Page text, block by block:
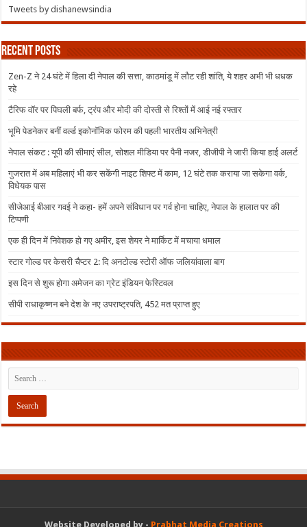
Tweets by dishanewsindia
Recent Posts
Zen-Z ने 24 घंटे में हिला दी नेपाल की सत्ता, काठमांडू में लौट रही शांति, ये शहर अभी भी धधक
रहे
टैरिफ वॉर पर पिघली बर्फ, ट्रंप और मोदी की दोस्ती से रिश्तों में आई नई रफ्तार
भूमि पेडनेकर बनीं वर्ल्ड इकोनॉमिक फोरम की पहली भारतीय अभिनेत्री
नेपाल संकट : यूपी की सीमाएं सील, सोशल मीडिया पर पैनी नजर, डीजीपी ने जारी किया हाई अलर्ट
गुजरात में अब महिलाएं भी कर सकेंगी नाइट शिफ्ट में काम, 12 घंटे तक कराया जा सकेगा वर्क,
विधेयक पास
सीजेआई बीआर गवई ने कहा- हमें अपने संविधान पर गर्व होना चाहिए, नेपाल के हालात पर की
टिप्पणी
एक ही दिन में निवेशक हो गए अमीर, इस शेयर ने मार्किट में मचाया धमाल
स्टार गोल्ड पर केसरी चैप्टर 2: दि अनटोल्ड स्टोरी ऑफ जलियांवाला बाग
इस दिन से शुरू होगा अमेजन का ग्रेट इंडियन फेस्टिवल
सीपी राधाकृष्णन बने देश के नए उपराष्ट्रपति, 452 मत प्राप्त हुए
Website Developed by - Prabhat Media Creations